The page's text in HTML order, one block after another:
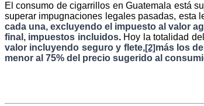
El consumo de cigarrillos en Guatemala está
superar impugnaciones legales pasadas, esta
cada una, excluyendo el impuesto al valor
final, impuestos incluidos.Hoy la totalidad
valor incluyendo seguro y flete,[2]más los
menor al 75% del precio sugerido al